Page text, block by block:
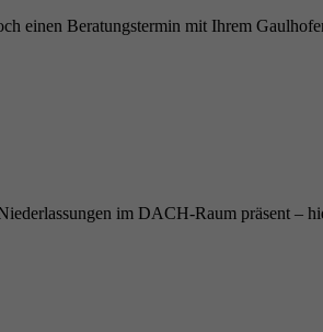
einen Beratungstermin mit Ihrem
im DACH-Raum präsent –